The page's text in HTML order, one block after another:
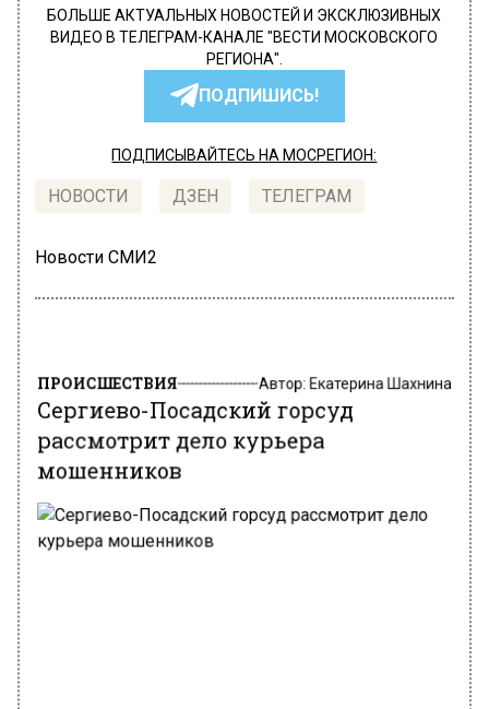
БОЛЬШЕ АКТУАЛЬНЫХ НОВОСТЕЙ И ЭКСКЛЮЗИВНЫХ
ВИДЕО В ТЕЛЕГРАМ-КАНАЛЕ "ВЕСТИ МОСКОВСКОГО
РЕГИОНА".
ПОДПИШИСЬ!
ПОДПИСЫВАЙТЕСЬ НА МОСРЕГИОН:
НОВОСТИ ДЗЕН ТЕЛЕГРАМ
Новости СМИ2
Сергиево-Посадский горсуд
рассмотрит дело курьера
мошенников